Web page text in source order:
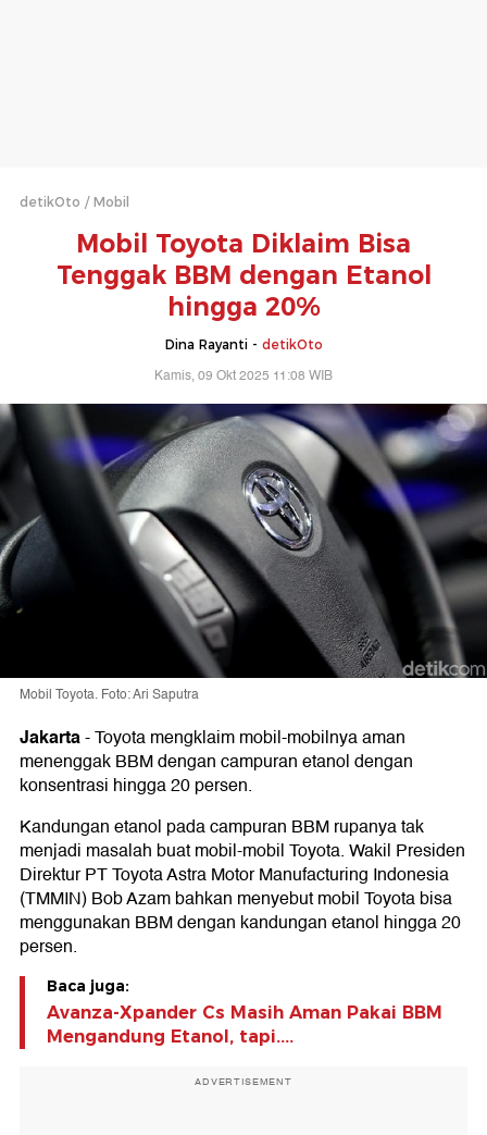
detikOto Mobil
Mobil Toyota Diklaim Bisa
Tenggak BBM dengan Etanol
hingga 20%
Dina Rayanti - detikOto
Kamis, 09 Okt 2025 11:08 WIB
Mobil Toyota. Foto: Ari Saputra
Jakarta-Toyota mengklaim mobil-mobilnya aman
menenggak BBM dengan campuran etanol dengan
konsentrasi hingga 20 persen.
Kandungan etanol pada campuran BBM rupanya tak
menjadi masalah buat mobil-mobil Toyota. Wakil Presiden
Direktur PT Toyota Astra Motor Manufacturing Indonesia
(TMMIN) Bob Azam bahkan menyebut mobil Toyota bisa
menggunakan BBM dengan kandungan etanol hingga 20
persen.
Baca juga:
Avanza-Xpander Cs Masih Aman Pakai BBM
Mengandung Etanol, tapi....
ADVERTISEMENT